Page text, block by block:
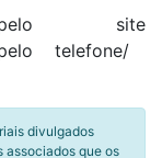
site
telefone/
divulgados
associados que os